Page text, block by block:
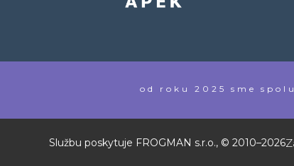
od roku 2025 sme spolu
Službu poskytuje FROGMAN s.r.o., © 2010–2026